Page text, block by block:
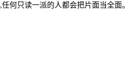
,任何只读一派的人都会把片面当全面。